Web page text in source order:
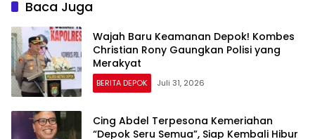
Baca Juga
Wajah Baru Keamanan Depok! Kombes
Christian Rony Gaungkan Polisi yang
Merakyat
BERITA DEPOK Juli 31, 2026
Cing Abdel Terpesona Kemeriahan
“Depok Seru Semua”, Siap Kembali Hibur